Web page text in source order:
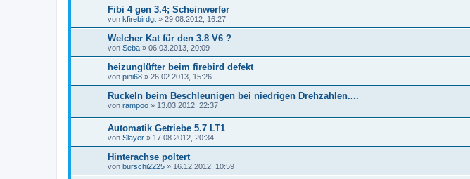
Fibi 4 gen 3.4; Scheinwerfer
von kfirebirdgt » 29.08.2012, 16:27
Welcher Kat für den 3.8 V6 ?
von Seba » 06.03.2013, 20:09
heizunglüfter beim firebird defekt
von pini68 » 26.02.2013, 15:26
Ruckeln beim Beschleunigen bei niedrigen Drehzahlen....
von rampoo » 13.03.2012, 22:37
Automatik Getriebe 5.7 LT1
von Slayer » 17.08.2012, 20:34
Hinterachse poltert
von burschi2225 » 16.12.2012, 10:59